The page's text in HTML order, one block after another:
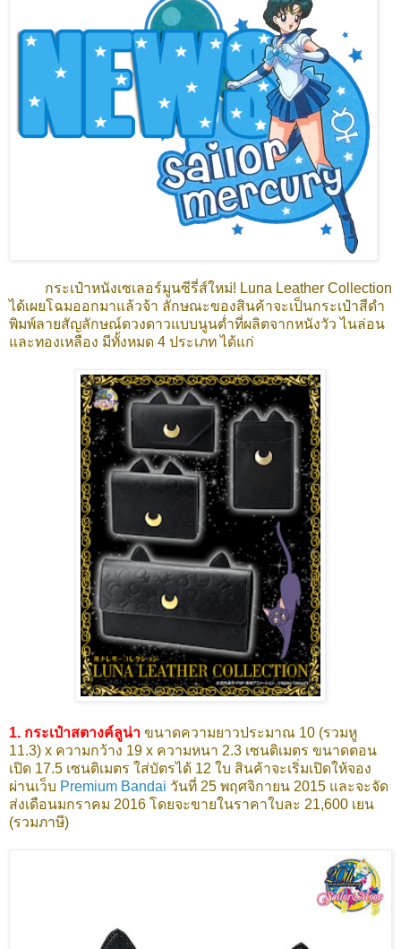
กระเป๋าหนังเซเลอร์มูนซีรี่ส์ใหม่! Luna Leather Collection
ได้เผยโฉมออกมาแล้วจ้า ลักษณะของสินค้าจะเป็นกระเป๋าสีดำ
พิมพ์ลายสัญลักษณ์ดวงดาวแบบนูนต่ำที่ผลิตจากหนังวัว ไนล่อน
และทองเหลือง มีทั้งหมด 4 ประเภท ได้แก่
1. กระเป๋าสตางค์ลูน่า ขนาดความยาวประมาณ 10 (รวมหู
11.3) x ความกว้าง 19 x ความหนา 2.3 เซนติเมตร ขนาดตอน
เปิด 17.5 เซนติเมตร ใส่บัตรได้ 12 ใบ สินค้าจะเริ่มเปิดให้จอง
ผ่านเว็บ Premium Bandai วันที่ 25 พฤศจิกายน 2015 และจะจัด
ส่งเดือนมกราคม 2016 โดยจะขายในราคาใบละ 21,600 เยน
(รวมภาษี)